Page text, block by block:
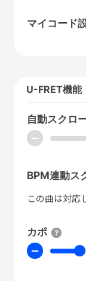
マイコード
U-FRET機能
自動スクロ
ー
BPM連動ス
この曲は対応
カポ
ー